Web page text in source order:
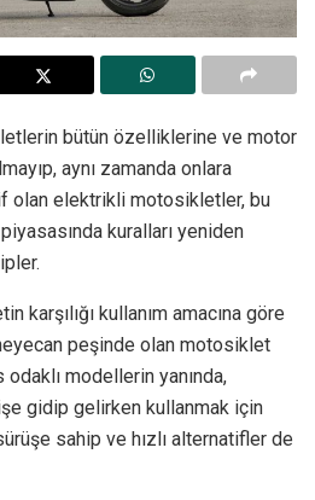
bütün özelliklerine ve motor
aynı zamanda onlara
olan elektrikli motosikletler, bu
kuralları yeniden
karşılığı kullanım amacına göre
peşinde olan motosiklet
modellerin yanında,
gidip gelirken kullanmak için
sahip ve hızlı alternatifler de